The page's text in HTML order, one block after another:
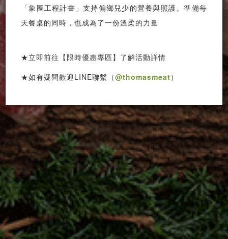
「象圈工程計畫」支持偏鄉兒少的營養與照護。準備每
天餐桌的同時，也成為了一份溫柔的力量
★立即前往【限時優惠專區】了解活動詳情
★如有疑問歡迎LINE聯繫（@thomasmeat）